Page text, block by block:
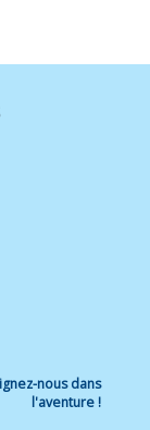
nous dans
l'aventure !